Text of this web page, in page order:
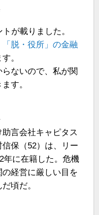
が載りました。
「脱・役所」の金融
。
ないので、私が関
す。
言会社キャピタス
保（52）は、リー
年に在籍した。危機
経営に厳しい目を
頃だ。